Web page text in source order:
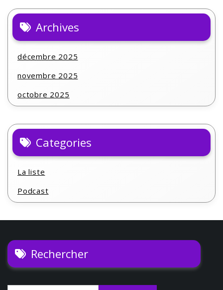
Archives
décembre 2025
novembre 2025
octobre 2025
Categories
La liste
Podcast
Rechercher